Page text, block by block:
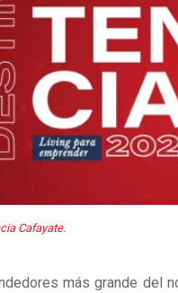
Cafayate.
más grande del